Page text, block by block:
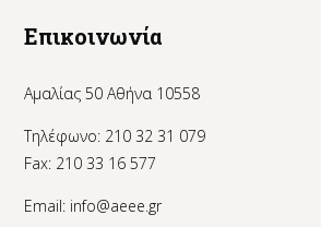
Επικοινωνία
Αμαλίας 50 Αθήνα 10558
Τηλέφωνο: 210 32 31 079
Fax: 210 33 16 577
Email: info@aeee.gr